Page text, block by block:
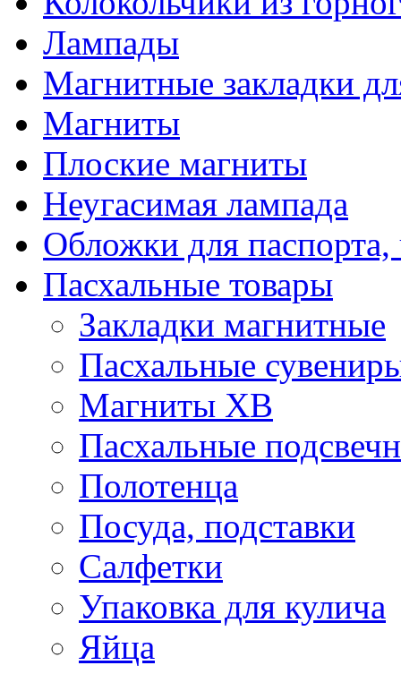
Лампады
Магнитные закладки
Магниты
Плоские магниты
Неугасимая лампада
Обложки для паспорта,
Пасхальные товары
Закладки магнитные
Пасхальные
Магниты ХВ
Пасхальные
Полотенца
Посуда, подставки
Салфетки
Упаковка для кулича
Яйца